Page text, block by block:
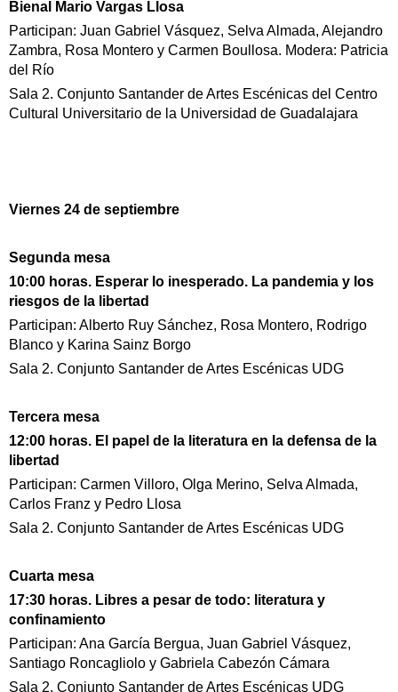
Bienal Mario Vargas Llosa
Participan: Juan Gabriel Vásquez, Selva Almada, Alejandro
Zambra, Rosa Montero y Carmen Boullosa. Modera: Patricia
del Río
Sala 2. Conjunto Santander de Artes Escénicas del Centro
Cultural Universitario de la Universidad de Guadalajara
Viernes 24 de septiembre
Segunda mesa
10:00 horas. Esperar lo inesperado. La pandemia y los
riesgos de la libertad
Participan: Alberto Ruy Sánchez, Rosa Montero, Rodrigo
Blanco y Karina Sainz Borgo
Sala 2. Conjunto Santander de Artes Escénicas UDG
Tercera mesa
12:00 horas. El papel de la literatura en la defensa de la
libertad
Participan: Carmen Villoro, Olga Merino, Selva Almada,
Carlos Franz y Pedro Llosa
Sala 2. Conjunto Santander de Artes Escénicas UDG
Cuarta mesa
17:30 horas. Libres a pesar de todo: literatura y
confinamiento
Participan: Ana García Bergua, Juan Gabriel Vásquez,
Santiago Roncagliolo y Gabriela Cabezón Cámara
Sala 2. Conjunto Santander de Artes Escénicas UDG